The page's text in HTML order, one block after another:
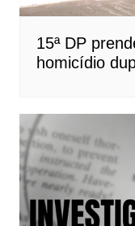
15ª DP
homicídio